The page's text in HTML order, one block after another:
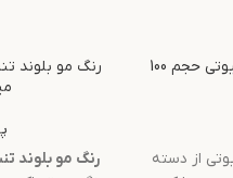
رنگ مو بلوند طلایی خیلی روشن پلو بیوتی حجم 100
از دسته
رنگ مو بلوند